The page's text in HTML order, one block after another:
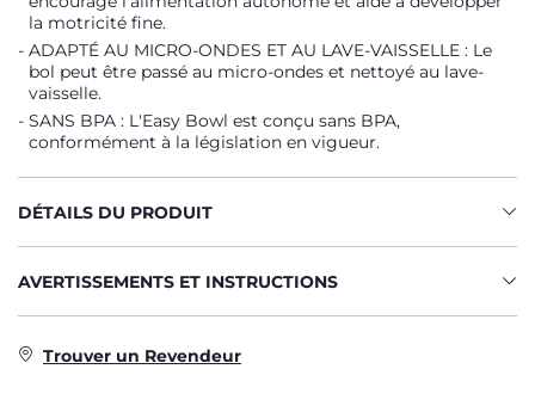
la motricité fine.
ADAPTÉ AU MICRO-ONDES ET AU LAVE-VAISSELLE : Le
bol peut être passé au micro-ondes et nettoyé au lave-
vaisselle.
SANS BPA : L'Easy Bowl est conçu sans BPA,
conformément à la législation en vigueur.
DÉTAILS DU PRODUIT
AVERTISSEMENTS ET INSTRUCTIONS
Trouver un Revendeur